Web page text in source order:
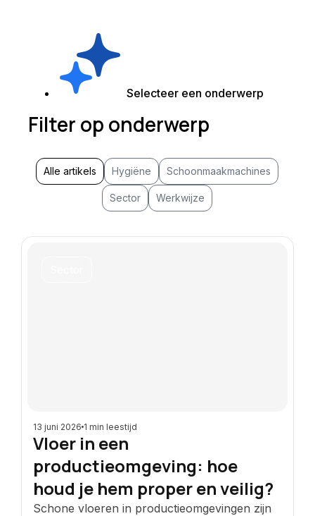
Selecteer een onderwerp
Filter op onderwerp
Hygiëne Schoonmaakmachines
Sector Werkwijze
Alle artikels
13 juni 2026 1 min leestijd
Vloer in een
productieomgeving: hoe
houd je hem proper en veilig?
Schone vloeren in productieomgevingen zijn